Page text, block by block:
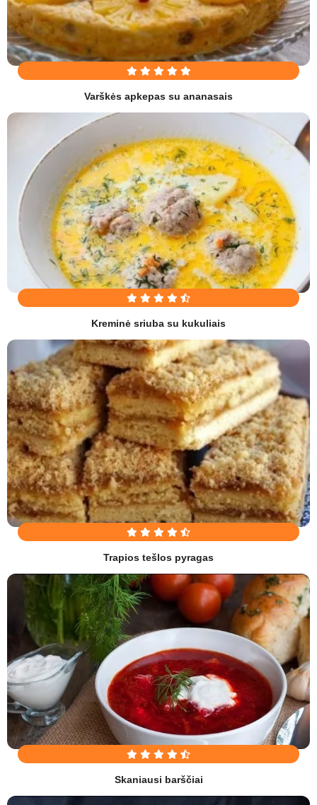
Varškės apkepas su ananasais
Kreminė sriuba su kukuliais
Trapios tešlos pyragas
Skaniausi barščiai